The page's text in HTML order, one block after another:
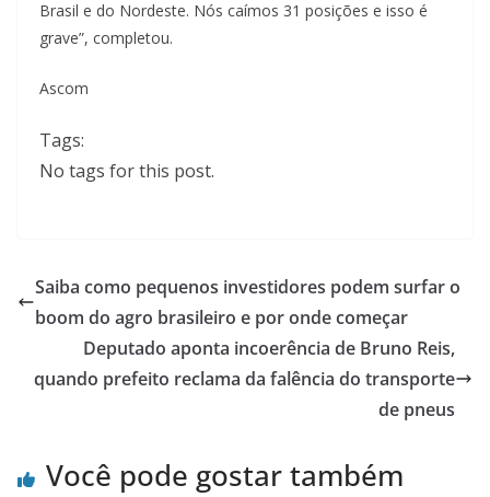
Brasil e do Nordeste. Nós caímos 31 posições e isso é
grave”, completou.
Ascom
Tags:
No tags for this post.
Saiba como pequenos investidores podem surfar o
boom do agro brasileiro e por onde começar
Deputado aponta incoerência de Bruno Reis,
quando prefeito reclama da falência do transporte
de pneus
Você pode gostar também